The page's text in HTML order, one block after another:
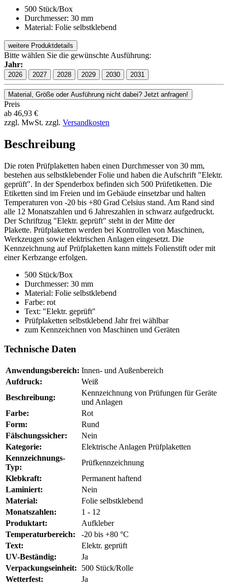
500 Stück/Box
Durchmesser: 30 mm
Material: Folie selbstklebend
weitere Produktdetails
Bitte wählen Sie die gewünschte Ausführung:
Jahr:
2026 2027 2028 2029 2030 2031
Material, Größe oder Ausführung nicht dabei? Jetzt anfragen!
Preis
ab 46,93 €
zzgl. MwSt. zzgl. Versandkosten
Beschreibung
Die roten Prüfplaketten haben einen Durchmesser von 30 mm,
bestehen aus selbstklebender Folie und haben die Aufschrift "Elektr.
geprüft". In der Spenderbox befinden sich 500 Prüfetiketten. Die
Etiketten sind im Freien und im Gebäude einsetzbar und halten
Temperaturen von -20 bis +80 Grad Celsius stand. Am Rand sind
alle 12 Monatszahlen und 6 Jahreszahlen in schwarz aufgedruckt.
Der Schriftzug "Elektr. geprüft" steht in der Mitte der
Plakette. Prüfplaketten werden bei Kontrollen von Maschinen,
Werkzeugen sowie elektrischen Anlagen eingesetzt. Die
Kennzeichnung auf Prüfplaketten kann mittels Folienstift oder mit
einer Kerbzange erfolgen.
500 Stück/Box
Durchmesser: 30 mm
Material: Folie selbstklebend
Farbe: rot
Text: "Elektr. geprüft"
Prüfplaketten selbstklebend Jahr frei wählbar
zum Kennzeichnen von Maschinen und Geräten
Technische Daten
Anwendungsbereich: Innen- und Außenbereich
Aufdruck:
Weiß
Beschreibung:
Kennzeichnung von Prüfungen für Geräte
und Anlagen
Farbe:
Rot
Form:
Rund
Fälschungssicher:
Nein
Kategorie:
Elektrische Anlagen Prüfplaketten
Kennzeichnungs-
Typ:
Prüfkennzeichnung
Klebkraft:
Permanent haftend
Laminiert:
Nein
Material:
Folie selbstklebend
Monatszahlen:
1 - 12
Produktart:
Aufkleber
Temperaturbereich:
-20 bis +80 °C
Text:
Elektr. geprüft
UV-Beständig:
Ja
Verpackungseinheit:
500 Stück/Rolle
Wetterfest:
Ja